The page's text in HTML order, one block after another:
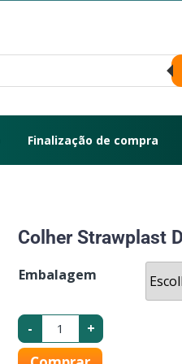
Finalização de compra
Colher Strawplast
Embalagem
- +